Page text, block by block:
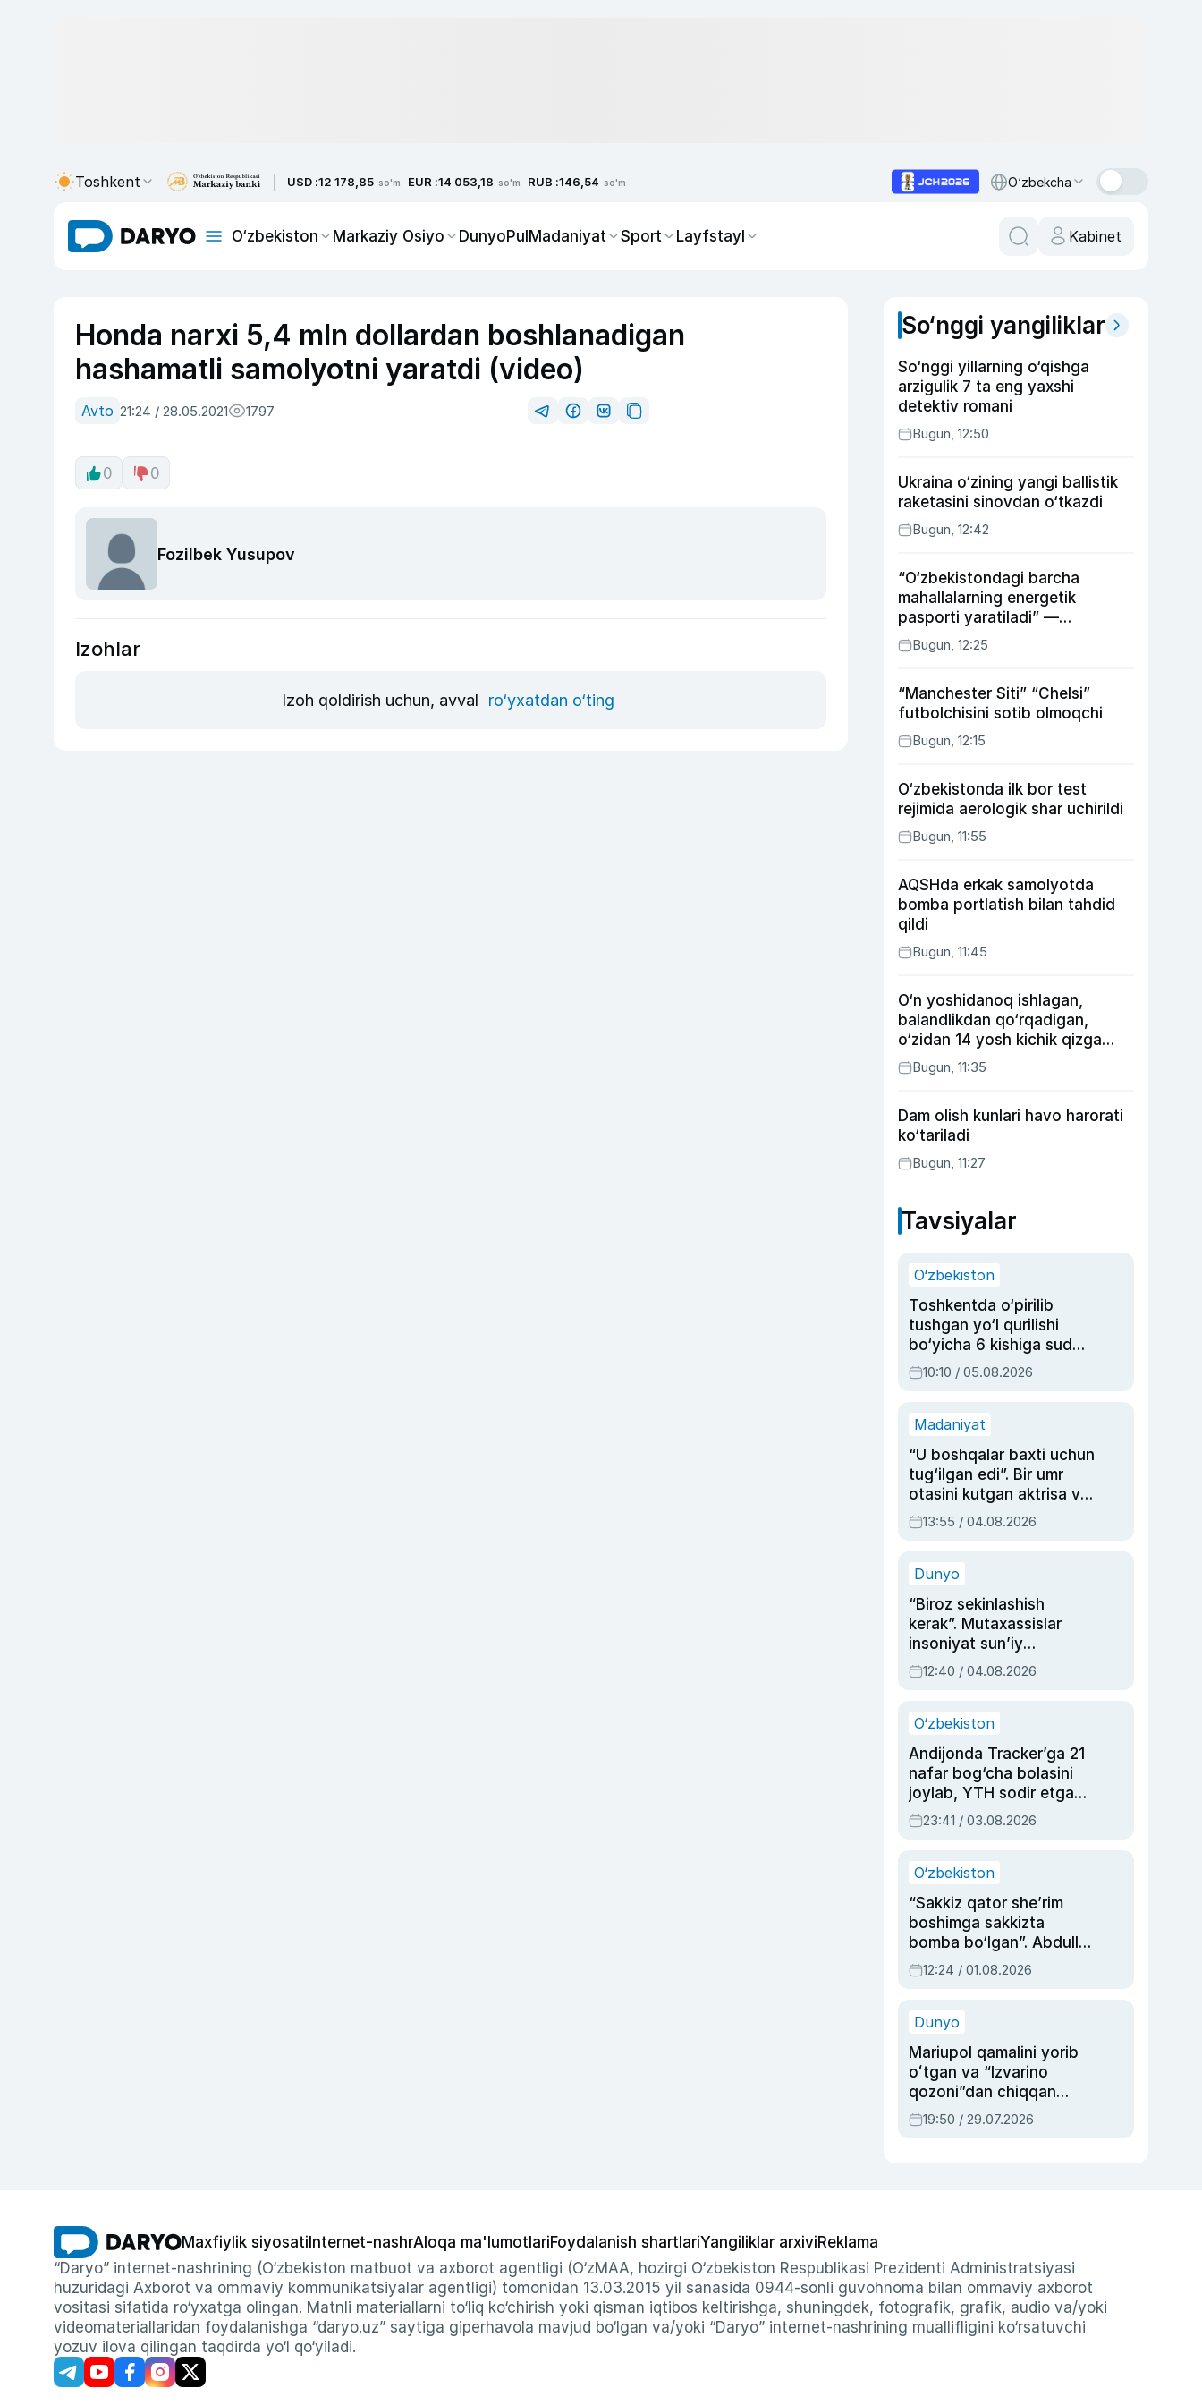
Toshkent USD :12 178,85 so'm EUR :14 053,18 so'm RUB :146,54 so'm O‘zbekcha
O‘zbekiston Markaziy Osiyo DunyoPulMadaniyat Sport Layfstayl Kabinet
Honda narxi 5,4 mln dollardan boshlanadigan
hashamatli samolyotni yaratdi (video)
Avto 21:24 / 28.05.2021 1797
0 0
Fozilbek Yusupov
Izohlar
Izoh qoldirish uchun, avval ro‘yxatdan o‘ting
So‘nggi yangiliklar
So‘nggi yillarning o‘qishga
arzigulik 7 ta eng yaxshi
detektiv romani
Bugun, 12:50
Ukraina o‘zining yangi ballistik
raketasini sinovdan o‘tkazdi
Bugun, 12:42
“O‘zbekistondagi barcha
mahallalarning energetik
pasporti yaratiladi” —
energetika vaziri
Bugun, 12:25
“Manchester Siti” “Chelsi”
futbolchisini sotib olmoqchi
Bugun, 12:15
O‘zbekistonda ilk bor test
rejimida aerologik shar uchirildi
Bugun, 11:55
AQSHda erkak samolyotda
bomba portlatish bilan tahdid
qildi
Bugun, 11:45
O‘n yoshidanoq ishlagan,
balandlikdan qo‘rqadigan,
o‘zidan 14 yosh kichik qizga
uylangan Yorqinxo‘ja Umarov
34 yoshda
Bugun, 11:35
Dam olish kunlari havo harorati
ko‘tariladi
Bugun, 11:27
Tavsiyalar
O‘zbekiston
Toshkentda o‘pirilib
tushgan yo‘l qurilishi
bo‘yicha 6 kishiga sud
hukmi o‘qildi
10:10 / 05.08.2026
Madaniyat
“U boshqalar baxti uchun
tug‘ilgan edi”. Bir umr
otasini kutgan aktrisa va
dublyaj ustasi Rimma
Ahmedovaning
13:55 / 04.08.2026
Dunyo
“Biroz sekinlashish
kerak”. Mutaxassislar
insoniyat sun’iy
intellektni boshqara
olmay qolishidan xavotir
12:40 / 04.08.2026
O‘zbekiston
Andijonda Tracker’ga 21
nafar bog‘cha bolasini
joylab, YTH sodir etgan
ayolga sud hukmi o‘qildi
23:41 / 03.08.2026
O‘zbekiston
“Sakkiz qator she’rim
boshimga sakkizta
bomba bo‘lgan”. Abdulla
Oripovni siyosiy
ayblovlardan asrab
12:24 / 01.08.2026
Dunyo
Mariupol qamalini yorib
oʻtgan va “Izvarino
qozoni”dan chiqqan
qahramon — Ukraina
armiyasi bosh
19:50 / 29.07.2026
Maxfiylik siyosati Internet-nashrAloqa ma'lumotlariFoydalanish shartlariYangiliklar arxiviReklama
“Daryo” internet-nashrining (O‘zbekiston matbuot va axborot agentligi (O‘zMAA, hozirgi O‘zbekiston Respublikasi Prezidenti Administratsiyasi
huzuridagi Axborot va ommaviy kommunikatsiyalar agentligi) tomonidan 13.03.2015 yil sanasida 0944-sonli guvohnoma bilan ommaviy axborot
vositasi sifatida ro‘yxatga olingan. Matnli materiallarni to‘liq ko‘chirish yoki qisman iqtibos keltirishga, shuningdek, fotografik, grafik, audio va/yoki
videomateriallaridan foydalanishga “daryo.uz” saytiga giperhavola mavjud bo‘lgan va/yoki “Daryo” internet-nashrining muallifligini ko‘rsatuvchi
yozuv ilova qilingan taqdirda yo‘l qo‘yiladi.